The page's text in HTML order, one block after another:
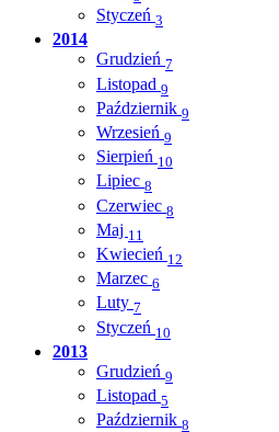
Styczeń 3
2014
Grudzień 7
Listopad 9
Październik 9
Wrzesień 9
Sierpień 10
Lipiec 8
Czerwiec 8
Maj 11
Kwiecień 12
Marzec 6
Luty 7
Styczeń 10
2013
Grudzień 9
Listopad 5
Październik 8